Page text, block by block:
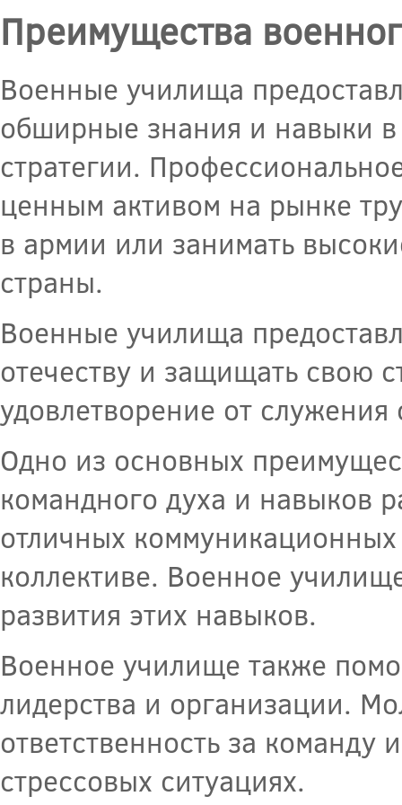
Преимущества
Военные училища
обширные знания и навыки в
стратегии.
ценным активом на рынке
в армии или занимать
страны.
Военные училища
отечеству и защищать свою
удовлетворение от служения
Одно из основных
командного духа и навыков
отличных
коллективе. Военное
развития этих навыков.
Военное училище также
лидерства и организации.
ответственность за
стрессовых ситуациях.